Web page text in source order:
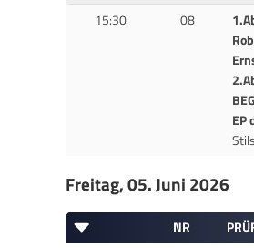
15:30 08
EP
Freitag, 05. Juni 2026
NR